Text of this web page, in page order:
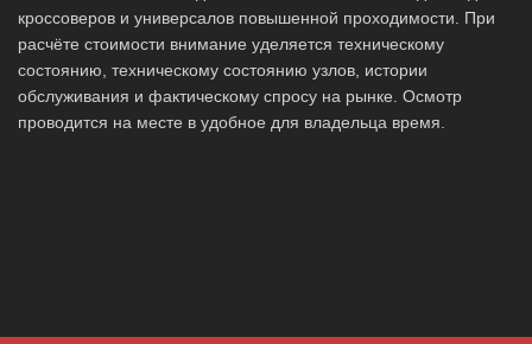
кроссоверов и универсалов повышенной проходимости. При
расчёте стоимости внимание уделяется техническому
состоянию, техническому состоянию узлов, истории
обслуживания и фактическому спросу на рынке. Осмотр
проводится на месте в удобное для владельца время.